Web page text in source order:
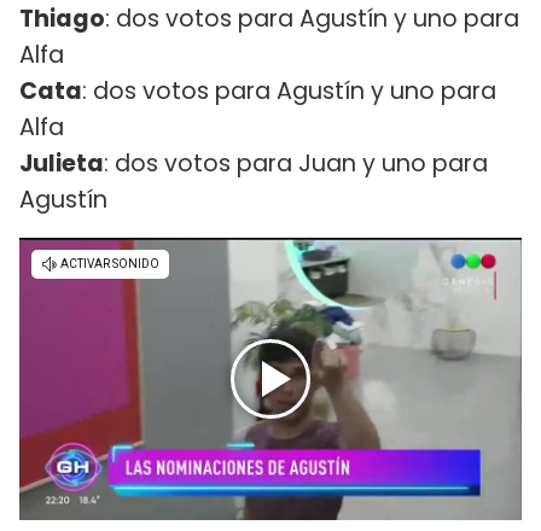
Thiago: dos votos para Agustín y uno para
Alfa
Cata: dos votos para Agustín y uno para
Alfa
Julieta: dos votos para Juan y uno para
Agustín